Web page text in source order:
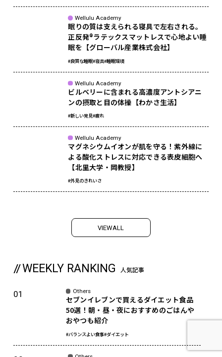
Wellulu Academy
眠りの質は支えられる寝具で左右される。
正反発®ラテックスマットレスで心地よい睡
眠を【グローバル産業株式会社】
#良質な睡眠#寝具#睡眠環境
Wellulu Academy
ビルベリーに含まれる高濃度アントシアニ
ンの摂取と目の体操【わかさ生活】
#新しい発見#疲れ
Wellulu Academy
マグネシウムイオンが肌を守る！紫外線に
よる酸化ストレスに対応できる表皮細胞へ
【北里大学・岡教授】
#外見のきれいさ
VIEWALL
WEEKLY RANKING 人気記事
Others
セブンイレブンで買えるダイエット食品
50選！朝・昼・夜におすすめのごはんや
おやつも紹介
#バランスよい食事#ダイエット